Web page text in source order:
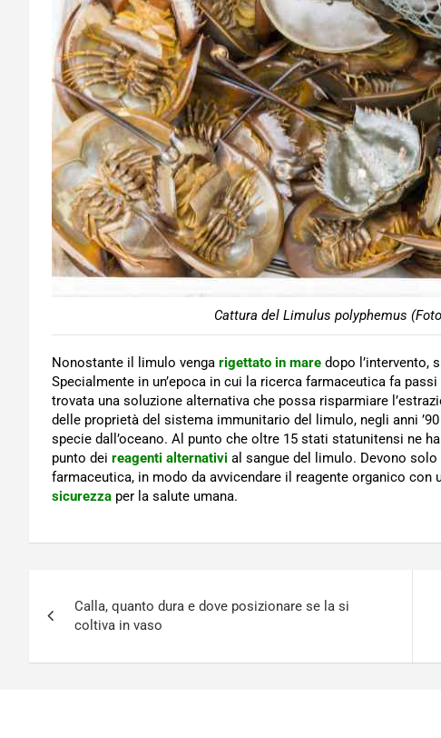
Cattura del Limulus polyphemus
Nonostante il limulo venga rigettato in mare dopo l’intervento,
Specialmente in un’epoca in cui la ricerca farmaceutica fa
trovata una soluzione alternativa che possa risparmiare
delle proprietà del sistema immunitario del limulo, negli anni
specie dall’oceano. Al punto che oltre 15 stati statunitensi ne
punto dei reagenti alternativi al sangue del limulo. Devono
farmaceutica, in modo da avvicendare il reagente organico
sicurezza per la salute umana.
articoli
Calla, quanto dura e dove posizionare se la si
coltiva in vaso